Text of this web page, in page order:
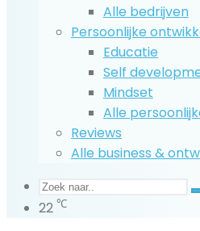
Alle bedrijven
Persoonlijke
Educatie
Self
Mindset
Alle
Reviews
Alle business &
22 ℃